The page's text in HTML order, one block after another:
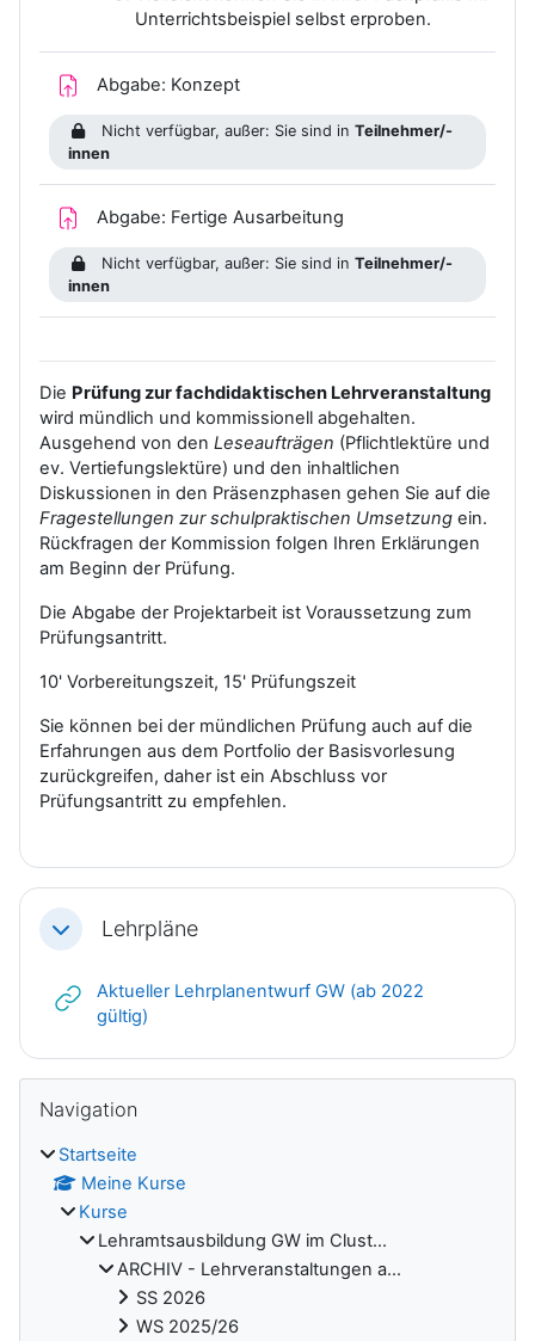
Unterrichtsbeispiel selbst erproben.
Abgabe: KonzeptAufgabe
Nicht verfügbar, außer: Sie sind inTeilnehmer/-
innen
Abgabe: Fertige Ausarbeitung
Nicht verfügbar, außer: Sie sind inTeilnehmer/-
innen
Die Prüfung zur fachdidaktischen Lehrveranstaltung
wird mündlich und kommissionell abgehalten.
Ausgehend von den Leseaufträgen (Pflichtlektüre und
ev. Vertiefungslektüre) und den inhaltlichen
Diskussionen in den Präsenzphasen gehen Sie auf die
Fragestellungen zur schulpraktischen Umsetzung ein.
Rückfragen der Kommission folgen Ihren Erklärungen
am Beginn der Prüfung.
Die Abgabe der Projektarbeit ist Voraussetzung zum
Prüfungsantritt.
10' Vorbereitungszeit, 15' Prüfungszeit
Sie können bei der mündlichen Prüfung auch auf die
Erfahrungen aus dem Portfolio der Basisvorlesung
zurückgreifen, daher ist ein Abschluss vor
Prüfungsantritt zu empfehlen.
EinklappenLehrpläne
Aktueller Lehrplanentwurf GW (ab 2022
gültig)
Blöcke
Navigation
Startseite
Meine Kurse
Kurse
Lehramtsausbildung GW im Clust...
ARCHIV - Lehrveranstaltungen a...
SS 2026
WS 2025/26